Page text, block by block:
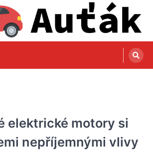
magazín pro
V tomto automobilovém magzínu naleznete
inspirace.
elektrické motory si
nepříjemnými vlivy